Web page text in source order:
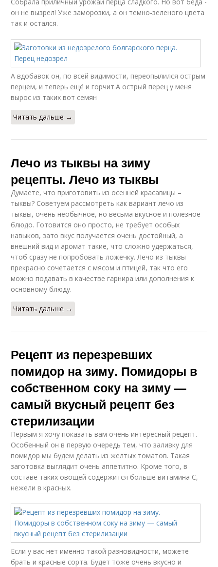
он не вызрел! Уже заморозки, а он темно-зеленого цвета
так и остался.
А вдобавок он, по всей видимости, переопылился острым
перцем, и теперь ещё и горчит.А острый перец у меня
вырос из таких вот семян
Читать дальше →
Лечо из тыквы на зиму
рецепты. Лечо из тыквы
Думаете, что приготовить из осенней красавицы –
тыквы? Советуем рассмотреть как вариант лечо из
тыквы, очень необычное, но весьма вкусное и полезное
блюдо. Готовится оно просто, не требует особых
навыков, зато вкус получается очень достойный, а
внешний вид и аромат такие, что сложно удержаться,
чтоб сразу не попробовать ложечку. Лечо из тыквы
прекрасно сочетается с мясом и птицей, так что его
можно подавать в качестве гарнира или дополнения к
основному блюду.
Читать дальше →
Рецепт из перезревших
помидор на зиму. Помидоры в
собственном соку на зиму —
самый вкусный рецепт без
стерилизации
Первым я хочу показать вам очень интересный рецепт.
Особенный он в первую очередь тем, что заливку для
помидор мы будем делать из желтых томатов. Такая
заготовка выглядит очень аппетитно. Кроме того, в
составе таких овощей содержится больше витамина С,
нежели в красных.
Если у вас нет именно такой разновидности, можете
брать и красные сорта. Будет тоже очень вкусно и